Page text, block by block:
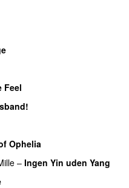
Feel
Ophelia
– Ingen Yin uden Yang